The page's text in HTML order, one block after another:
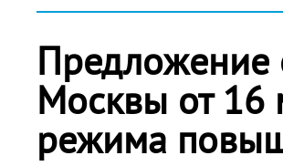
Предложение
Москвы от 16
режима